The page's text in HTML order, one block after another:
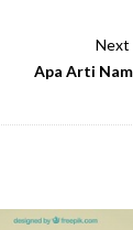
Next
Apa Arti